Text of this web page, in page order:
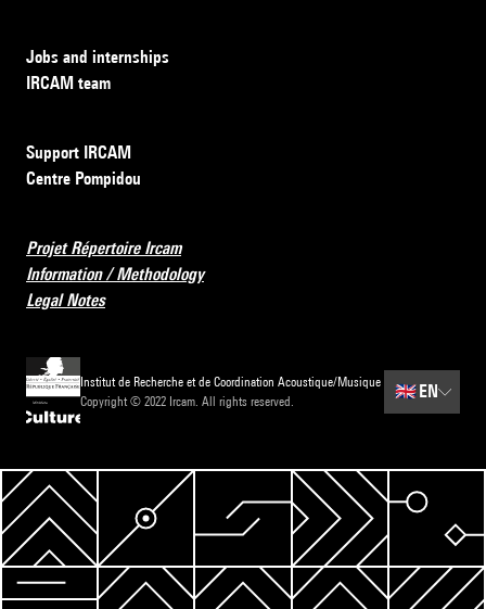
Jobs and internships
IRCAM team
Support IRCAM
Centre Pompidou
Projet Répertoire Ircam
Information / Methodology
Legal Notes
Institut de Recherche et de Coordination Acoustique/Musique
Copyright © 2022 Ircam. All rights reserved.
🇬🇧 EN